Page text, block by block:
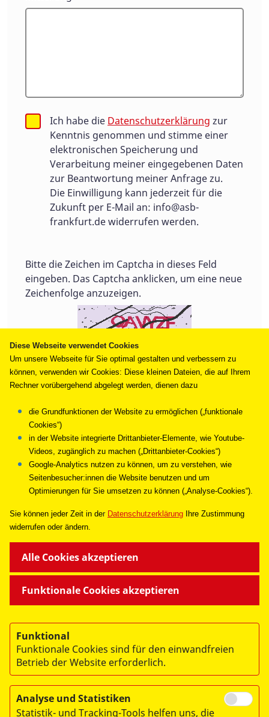
Ich habe die Datenschutzerklärung zur
Kenntnis genommen und stimme einer
elektronischen Speicherung und
Verarbeitung meiner eingegebenen Daten
zur Beantwortung meiner Anfrage zu.
Die Einwilligung kann jederzeit für die
Zukunft per E-Mail an: info@asb-
frankfurt.dewiderrufen werden.
Bitte die Zeichen im Captcha in dieses Feld
eingeben. Das Captcha anklicken, um eine neue
Zeichenfolge anzuzeigen.
Abschicken
UNSERE ANGEBOTE
© 2026 ASB Frankfurt
Diese Webseite verwendet Cookies
Um unsere Webseite für Sie optimal gestalten und verbessern zu
können, verwenden wir Cookies: Diese kleinen Dateien, die auf Ihrem
Rechner vorübergehend abgelegt werden, dienen dazu
die Grundfunktionen der Website zu ermöglichen („funktionale
Cookies“)
in der Website integrierte Drittanbieter-Elemente, wie Youtube-
Videos, zugänglich zu machen („Drittanbieter-Cookies“)
Google-Analytics nutzen zu können, um zu verstehen, wie
Seitenbesucher:innen die Website benutzen und um
Optimierungen für Sie umsetzen zu können („Analyse-Cookies“).
Sie können jeder Zeit in der Datenschutzerklärung
Ihre Zustimmung
widerrufen oder ändern.
Funktionale Cookies akzeptieren
Alle Cookies akzeptieren
Funktional
Funktionale Cookies sind für den einwandfreien
Betrieb der Website erforderlich.
Analyse und Statistiken
Statistik- und Tracking-Tools helfen uns, die